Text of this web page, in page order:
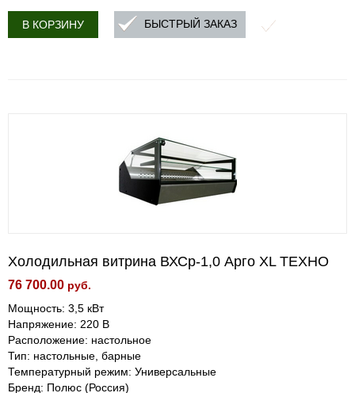
В КОРЗИНУ БЫСТРЫЙ ЗАКАЗ
Холодильная витрина ВХСр-1,0 Арго XL ТЕХНО
76 700.00 руб.
Мощность: 3,5 кВт
Напряжение: 220 В
Расположение: настольное
Тип: настольные, барные
Температурный режим: Универсальные
Бренд: Полюс (Россия)